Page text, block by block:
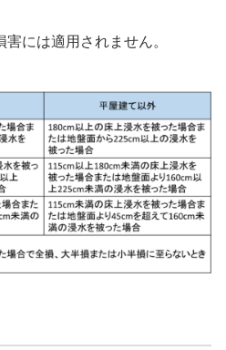
には適用されません。